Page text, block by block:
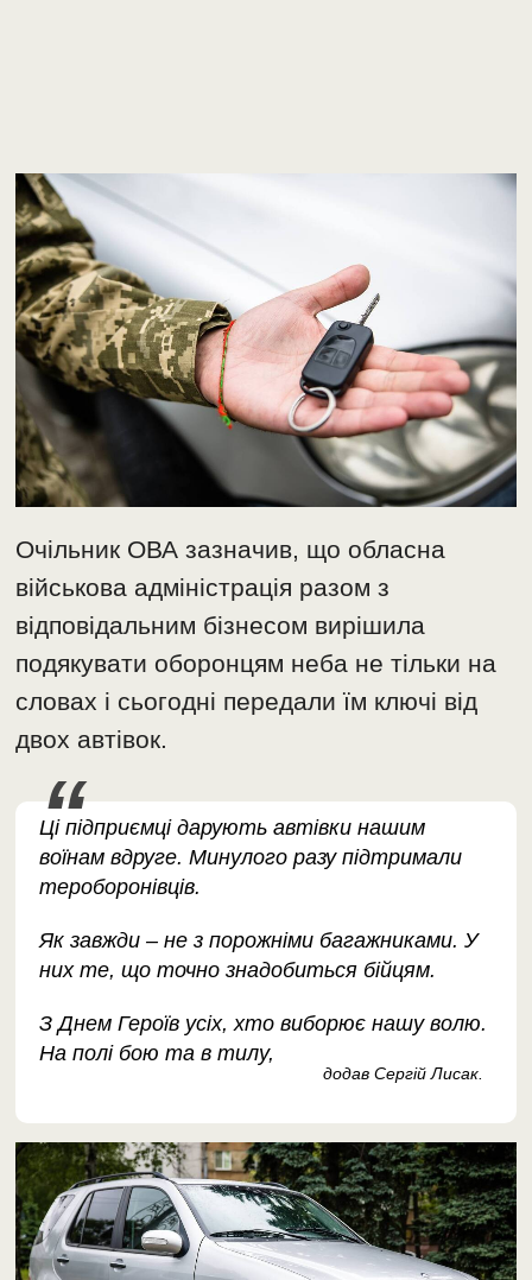
Очільник ОВА зазначив, що обласна
військова адміністрація разом з
відповідальним бізнесом вирішила
подякувати оборонцям неба не тільки на
словах і сьогодні передали їм ключі від
двох автівок.
Ці підприємці дарують автівки нашим
воїнам вдруге. Минулого разу підтримали
тероборонівців.
Як завжди – не з порожніми багажниками. У
них те, що точно знадобиться бійцям.
З Днем Героїв усіх, хто виборює нашу волю.
На полі бою та в тилу,
додав Сергій Лисак.